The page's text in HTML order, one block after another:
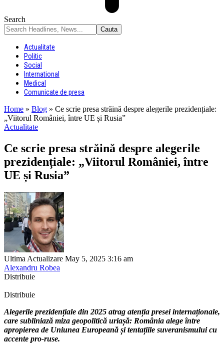
Search
Actualitate
Politic
Social
International
Medical
Comunicate de presa
Home » Blog » Ce scrie presa străină despre alegerile prezidențiale:
„Viitorul României, între UE și Rusia”
Actualitate
Ce scrie presa străină despre alegerile
prezidențiale: „Viitorul României, între
UE și Rusia”
Ultima Actualizare May 5, 2025 3:16 am
Alexandru Robea
Distribuie
Distribuie
Alegerile prezidențiale din 2025 atrag atenția presei internaționale,
care subliniază miza geopolitică uriașă: România alege între
apropierea de Uniunea Europeană și tentațiile suveranismului cu
accente pro-ruse.